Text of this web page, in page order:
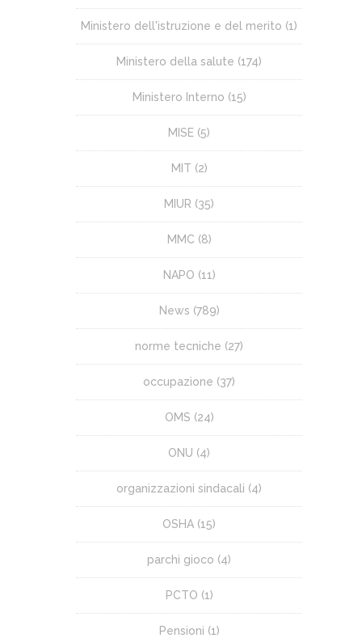
Ministero dell'istruzione e del merito (1)
Ministero della salute (174)
Ministero Interno (15)
MISE (5)
MIT (2)
MIUR (35)
MMC (8)
NAPO (11)
News (789)
norme tecniche (27)
occupazione (37)
OMS (24)
ONU (4)
organizzazioni sindacali (4)
OSHA (15)
parchi gioco (4)
PCTO (1)
Pensioni (1)